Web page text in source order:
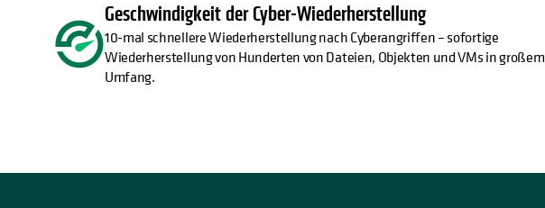
Geschwindigkeit der Cyber-Wiederherstellung
10-mal schnellere Wiederherstellung nach Cyberangriffen – sofortige
Wiederherstellung von Hunderten von Dateien, Objekten und VMs in großem
Umfang.